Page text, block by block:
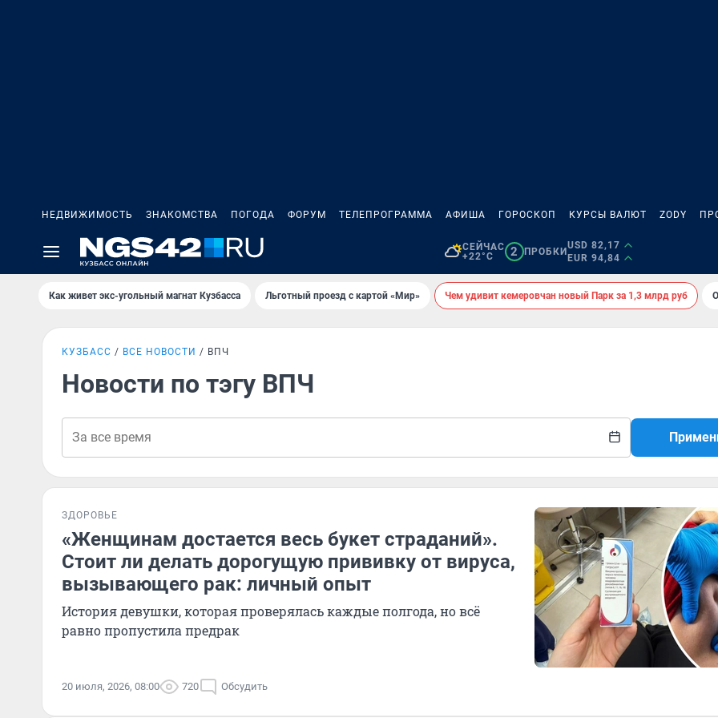
НЕДВИЖИМОСТЬ ЗНАКОМСТВА ПОГОДА ФОРУМ ТЕЛЕПРОГРАММА АФИША ГОРОСКОП КУРСЫ ВАЛЮТ ZODY
СЕЙЧАС
+22°C
2 ПРОБКИ
USD 82,17
EUR 94,84
Как живет экс-угольный магнат Кузбасса Льготный проезд с картой «Мир» Чем удивит кемеровчан новый Парк за 1,3 млрд руб
КУЗБАСС ВСЕ НОВОСТИ ВПЧ
Новости по тэгу ВПЧ
ЗДОРОВЬЕ
«Женщинам достается весь букет страданий».
Стоит ли делать дорогущую прививку от вируса,
вызывающего рак: личный опыт
История девушки, которая проверялась каждые полгода, но всё
равно пропустила предрак
20 июля, 2026, 08:00 720 Обсудить